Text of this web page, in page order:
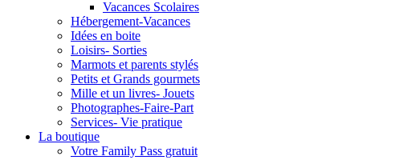
Vacances Scolaires
Hébergement-Vacances
Idées en boite
Loisirs- Sorties
Marmots et parents stylés
Petits et Grands gourmets
Mille et un livres- Jouets
Photographes-Faire-Part
Services- Vie pratique
La boutique
Votre Family Pass gratuit